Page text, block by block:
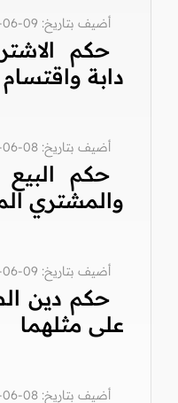
أضيف بتاريخ: 09-06-2011
حكم
دابة
أضيف بتاريخ: 08-06-2011
حكم البيع
والمشتري
أضيف بتاريخ: 09-06-2011
حكم دين
على مثلهما
أضيف بتاريخ: 08-06-2011